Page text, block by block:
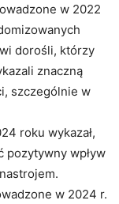
w 2022
dorośli, którzy
znaczną
szczególnie w
roku wykazał,
pozytywny wpływ
w 2024 r.